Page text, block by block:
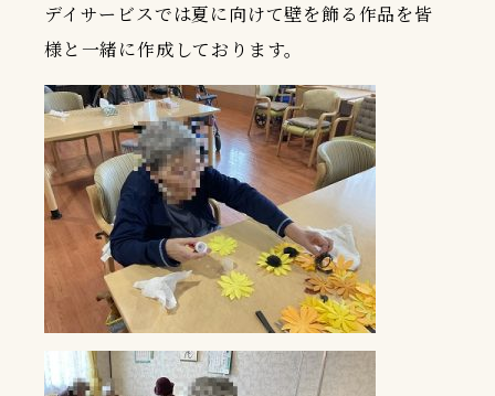
デイサービスでは夏に向けて壁を飾る作品を皆
様と一緒に作成しております。